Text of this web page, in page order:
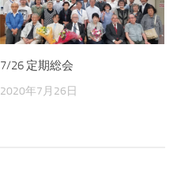
7/26 定期総会
2020年7月26日